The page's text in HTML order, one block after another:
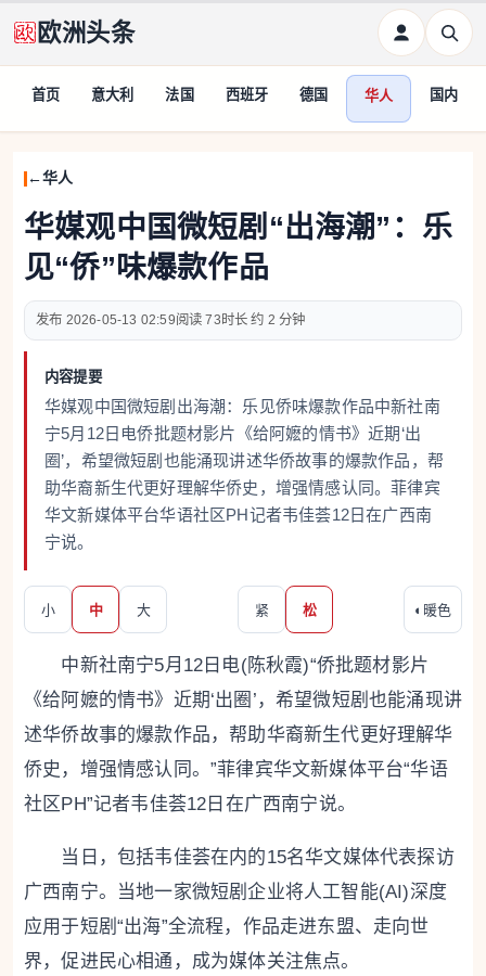
欧洲头条
首页 意大利 法国 西班牙 德国 华人 国内
华人
华媒观中国微短剧“出海潮”：乐
见“侨”味爆款作品
2026-05-13 02:59 73 约 2 分钟
内容提要
华媒观中国微短剧出海潮：乐见侨味爆款作品中新社南
宁5月12日电侨批题材影片《给阿嬷的情书》近期‘出
圈’，希望微短剧也能涌现讲述华侨故事的爆款作品，帮
助华裔新生代更好理解华侨史，增强情感认同。菲律宾
华文新媒体平台华语社区PH记者韦佳荟12日在广西南
宁说。
小 中 大 紧 松 ◐ 暖色
中新社南宁5月12日电(陈秋霞)“侨批题材影片
《给阿嬷的情书》近期‘出圈’，希望微短剧也能涌现讲
述华侨故事的爆款作品，帮助华裔新生代更好理解华
侨史，增强情感认同。”菲律宾华文新媒体平台“华语
社区PH”记者韦佳荟12日在广西南宁说。
当日，包括韦佳荟在内的15名华文媒体代表探访
广西南宁。当地一家微短剧企业将人工智能(AI)深度
应用于短剧“出海”全流程，作品走进东盟、走向世
界，促进民心相通，成为媒体关注焦点。